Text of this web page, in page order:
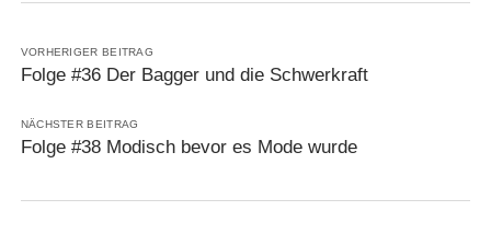
VORHERIGER BEITRAG
Folge #36 Der Bagger und die Schwerkraft
NÄCHSTER BEITRAG
Folge #38 Modisch bevor es Mode wurde